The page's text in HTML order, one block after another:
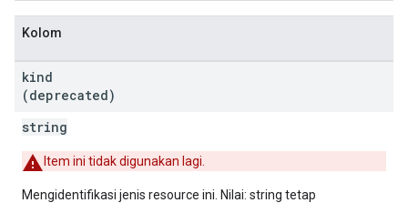
Kolom
kind
(deprecated)
string
Item ini tidak digunakan lagi.
Mengidentifikasi jenis resource ini. Nilai: string tetap